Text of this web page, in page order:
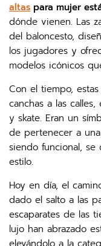
altas para mujer
dónde vienen. Las
del baloncesto,
los jugadores y
modelos icónicos
Con el tiempo,
canchas a las
y skate. Eran un
de pertenecer a
siendo funcional,
estilo.
Hoy en día, el
dado el salto a las
escaparates de las
lujo han abrazado